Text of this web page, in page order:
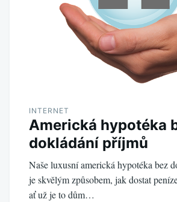
INTERNET
Americká hypotéka
dokládání příjmů
Naše luxusní americká hypotéka bez
je skvělým způsobem, jak dostat
ať už je to dům…